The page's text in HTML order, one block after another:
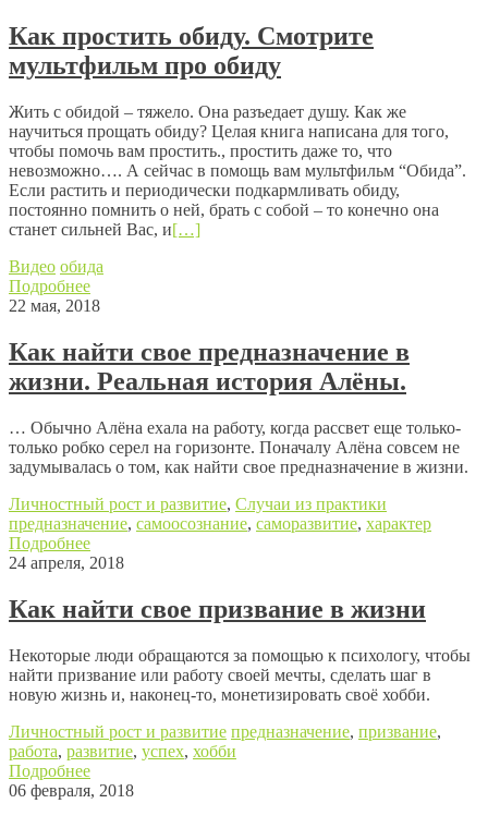
Как простить обиду. Смотрите
мультфильм про обиду
Жить с обидой – тяжело. Она разъедает душу. Как же
научиться прощать обиду? Целая книга написана для того,
чтобы помочь вам простить., простить даже то, что
невозможно…. А сейчас в помощь вам мультфильм “Обида”.
Если растить и периодически подкармливать обиду,
постоянно помнить о ней, брать с собой – то конечно она
станет сильней Вас, и[…]
Видео обида
Подробнее
22 мая, 2018
Как найти свое предназначение в
жизни. Реальная история Алёны.
… Обычно Алёна ехала на работу, когда рассвет еще только-
только робко серел на горизонте. Поначалу Алёна совсем не
задумывалась о том, как найти свое предназначение в жизни.
Личностный рост и развитие, Случаи из практики
предназначение, самоосознание, саморазвитие, характер
Подробнее
24 апреля, 2018
Как найти свое призвание в жизни
Некоторые люди обращаются за помощью к психологу, чтобы
найти призвание или работу своей мечты, сделать шаг в
новую жизнь и, наконец-то, монетизировать своё хобби.
Личностный рост и развитие предназначение, призвание,
работа, развитие, успех, хобби
Подробнее
06 февраля, 2018